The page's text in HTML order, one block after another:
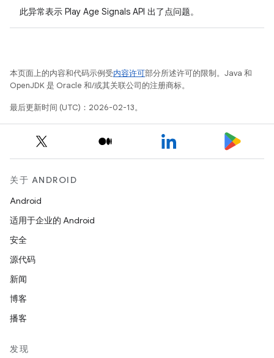
此异常表示 Play Age Signals API 出了点问题。
本页面上的内容和代码示例受内容许可部分所述许可的限制。Java 和
OpenJDK 是 Oracle 和/或其关联公司的注册商标。
最后更新时间 (UTC)：2026-02-13。
关于 ANDROID
Android
适用于企业的 Android
安全
源代码
新闻
博客
播客
发现